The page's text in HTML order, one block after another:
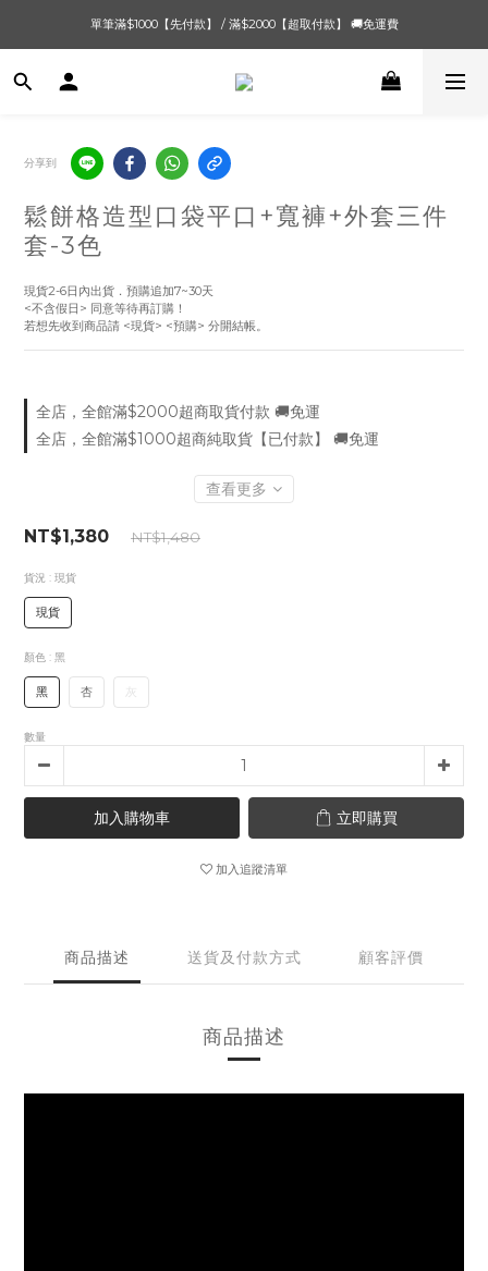
單筆滿$1000【先付款】 / 滿$2000【超取付款】 🚚免運費
單筆滿$1000【先付款】 / 滿$2000【超取付款】 🚚免運費
8/4 夏季最後新品💙20:00 IG直播價 【8/10收單】
分享到
鬆餅格造型口袋平口+寬褲+外套三件
套-3色
現貨2-6日內出貨．預購追加7~30天
<不含假日> 同意等待再訂購！
若想先收到商品請 <現貨> <預購> 分開結帳。
全店，全館滿$2000超商取貨付款 🚚免運
全店，全館滿$1000超商純取貨【已付款】 🚚免運
查看更多
NT$1,380 NT$1,480
貨況 : 現貨
現貨
顏色 : 黑
黑 杏 灰
數量
加入購物車 立即購買
加入追蹤清單
商品描述 送貨及付款方式 顧客評價
商品描述